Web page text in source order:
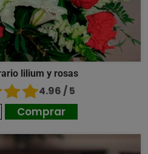
lilium y rosas
4.96 / 5
Comprar